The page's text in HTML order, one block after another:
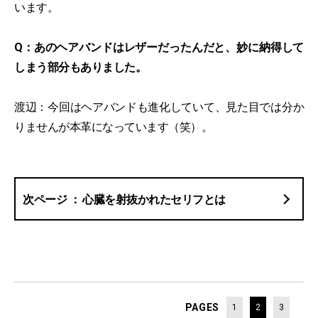
います。
Q：あのヘアバンドはレザーだったんだと、妙に納得して
しまう部分もありました。
渡辺：今回はヘアバンドも進化していて、見た目では分か
りませんが本革になっています（笑）。
心臓を射抜かれたセリフとは
PAGES 1 2 3